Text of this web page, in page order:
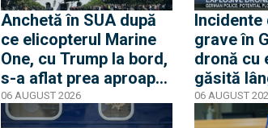
Anchetă în SUA după
ce elicopterul Marine
One, cu Trump la bord,
s-a aflat prea aproape
de un avion de linie.
Casa Albă transmite
06 AUGUST 2026
Incidente
grave în
dronă cu
găsită
un alt
06 AUGUST